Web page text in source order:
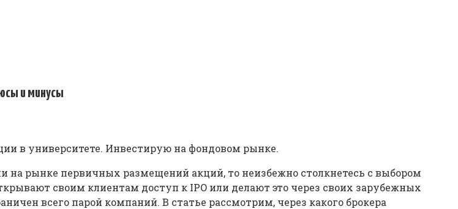
и минусы
в университете. Инвестирую на фондовом рынке.
на рынке первичных размещений акций, то неизбежно столкнетесь с выбором
своим клиентам доступ к IPO или делают это через своих зарубежных
всего парой компаний. В статье рассмотрим, через какого брокера